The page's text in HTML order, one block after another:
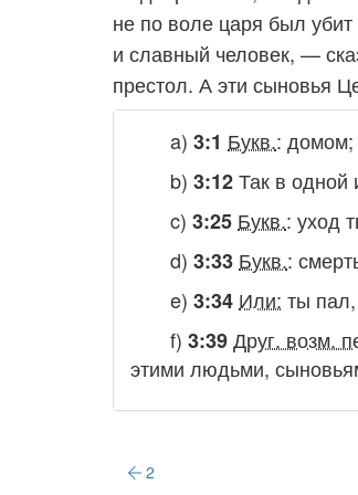
не по воле царя был
и славный человек, —
престол. А эти сыновья
a) 3:1 Букв.: домом
b) 3:12Так в одной
c) 3:25 Букв.: уход
d) 3:33 Букв.:
e) 3:34 Или: ты
f) 3:39Друг. возм.
этими людьми,
2